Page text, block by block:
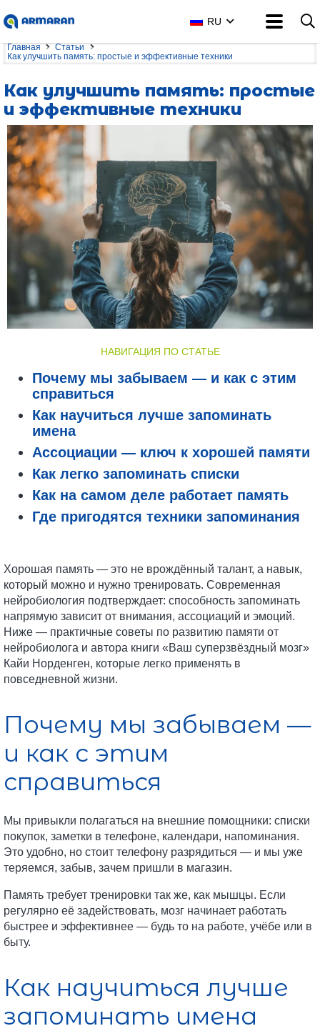
RU
Главная
Статьи
Как улучшить память: простые и эффективные техники
Как улучшить память: простые
и эффективные техники
Хорошая память — это не врождённый талант, а навык,
который можно и нужно тренировать. Современная
нейробиология подтверждает: способность запоминать
напрямую зависит от внимания, ассоциаций и эмоций.
Ниже — практичные советы по развитию памяти от
нейробиолога и автора книги «Ваш суперзвёздный мозг»
Кайи Норденген, которые легко применять в
повседневной жизни.
Почему мы забываем —
и как с этим
справиться
Мы привыкли полагаться на внешние помощники: списки
покупок, заметки в телефоне, календари, напоминания.
Это удобно, но стоит телефону разрядиться — и мы уже
теряемся, забыв, зачем пришли в магазин.
Память требует тренировки так же, как мышцы. Если
регулярно её задействовать, мозг начинает работать
быстрее и эффективнее — будь то на работе, учёбе или в
быту.
Как научиться лучше
запоминать имена
НАВИГАЦИЯ ПО СТАТЬЕ
Почему мы забываем — и как с этим
справиться
Как научиться лучше запоминать
имена
Ассоциации — ключ к хорошей памяти
Как легко запоминать списки
Как на самом деле работает память
Где пригодятся техники запоминания